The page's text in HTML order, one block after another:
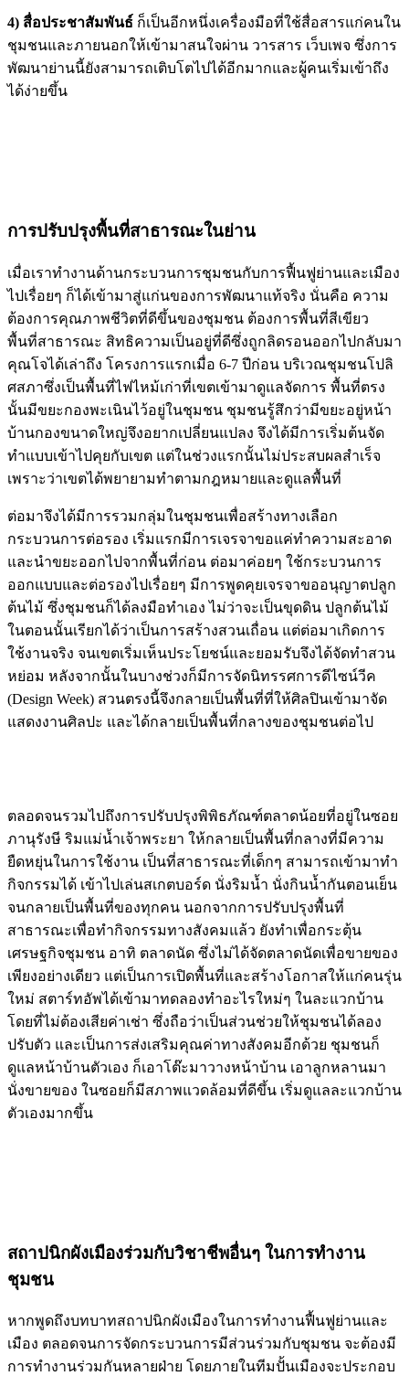
4) สื่อประชาสัมพันธ์ ก็เป็นอีกหนึ่งเครื่องมือที่ใช้สื่อสารแก่คนใน
ชุมชนและภายนอกให้เข้ามาสนใจผ่าน วารสาร เว็บเพจ ซึ่งการ
พัฒนาย่านนี้ยังสามารถเติบโตไปได้อีกมากและผู้คนเริ่มเข้าถึง
ได้ง่ายขึ้น
การปรับปรุงพื้นที่สาธารณะในย่าน
เมื่อเราทำงานด้านกระบวนการชุมชนกับการฟื้นฟูย่านและเมือง
ไปเรื่อยๆ ก็ได้เข้ามาสู่แก่นของการพัฒนาแท้จริง นั่นคือ ความ
ต้องการคุณภาพชีวิตที่ดีขึ้นของชุมชน ต้องการพื้นที่สีเขียว
พื้นที่สาธารณะ สิทธิความเป็นอยู่ที่ดีซึ่งถูกลิดรอนออกไปกลับมา
คุณโจได้เล่าถึง โครงการแรกเมื่อ 6-7 ปีก่อน บริเวณชุมชนโปลิ
ศสภาซึ่งเป็นพื้นที่ไฟไหม้เก่าที่เขตเข้ามาดูแลจัดการ พื้นที่ตรง
นั้นมีขยะกองพะเนินไว้อยู่ในชุมชน ชุมชนรู้สึกว่ามีขยะอยู่หน้า
บ้านกองขนาดใหญ่จึงอยากเปลี่ยนแปลง จึงได้มีการเริ่มต้นจัด
ทำแบบเข้าไปคุยกับเขต แต่ในช่วงแรกนั้นไม่ประสบผลสำเร็จ
เพราะว่าเขตได้พยายามทำตามกฎหมายและดูแลพื้นที่
ต่อมาจึงได้มีการรวมกลุ่มในชุมชนเพื่อสร้างทางเลือก
กระบวนการต่อรอง เริ่มแรกมีการเจรจาขอแค่ทำความสะอาด
และนำขยะออกไปจากพื้นที่ก่อน ต่อมาค่อยๆ ใช้กระบวนการ
ออกแบบและต่อรองไปเรื่อยๆ มีการพูดคุยเจรจาขออนุญาตปลูก
ต้นไม้ ซึ่งชุมชนก็ได้ลงมือทำเอง ไม่ว่าจะเป็นขุดดิน ปลูกต้นไม้
ในตอนนั้นเรียกได้ว่าเป็นการสร้างสวนเถื่อน แต่ต่อมาเกิดการ
ใช้งานจริง จนเขตเริ่มเห็นประโยชน์และยอมรับจึงได้จัดทำสวน
หย่อม หลังจากนั้นในบางช่วงก็มีการจัดนิทรรศการดีไซน์วีค
(Design Week) สวนตรงนี้จึงกลายเป็นพื้นที่ที่ให้ศิลปินเข้ามาจัด
แสดงงานศิลปะ และได้กลายเป็นพื้นที่กลางของชุมชนต่อไป
ตลอดจนรวมไปถึงการปรับปรุงพิพิธภัณฑ์ตลาดน้อยที่อยู่ในซอย
ภานุรังษี ริมแม่น้ำเจ้าพระยา ให้กลายเป็นพื้นที่กลางที่มีความ
ยืดหยุ่นในการใช้งาน เป็นที่สาธารณะที่เด็กๆ สามารถเข้ามาทำ
กิจกรรมได้ เข้าไปเล่นสเกตบอร์ด นั่งริมน้ำ นั่งกินน้ำกันตอนเย็น
จนกลายเป็นพื้นที่ของทุกคน นอกจากการปรับปรุงพื้นที่
สาธารณะเพื่อทำกิจกรรมทางสังคมแล้ว ยังทำเพื่อกระตุ้น
เศรษฐกิจชุมชน อาทิ ตลาดนัด ซึ่งไม่ได้จัดตลาดนัดเพื่อขายของ
เพียงอย่างเดียว แต่เป็นการเปิดพื้นที่และสร้างโอกาสให้แก่คนรุ่น
ใหม่ สตาร์ทอัพได้เข้ามาทดลองทำอะไรใหม่ๆ ในละแวกบ้าน
โดยที่ไม่ต้องเสียค่าเช่า ซึ่งถือว่าเป็นส่วนช่วยให้ชุมชนได้ลอง
ปรับตัว และเป็นการส่งเสริมคุณค่าทางสังคมอีกด้วย ชุมชนก็
ดูแลหน้าบ้านตัวเอง ก็เอาโต๊ะมาวางหน้าบ้าน เอาลูกหลานมา
นั่งขายของ ในซอยก็มีสภาพแวดล้อมที่ดีขึ้น เริ่มดูแลละแวกบ้าน
ตัวเองมากขึ้น
สถาปนิกผังเมืองร่วมกับวิชาชีพอื่นๆ ในการทำงาน
ชุมชน
หากพูดถึงบทบาทสถาปนิกผังเมืองในการทำงานฟื้นฟูย่านและ
เมือง ตลอดจนการจัดกระบวนการมีส่วนร่วมกับชุมชน จะต้องมี
การทำงานร่วมกันหลายฝ่าย โดยภายในทีมปั้นเมืองจะประกอบ